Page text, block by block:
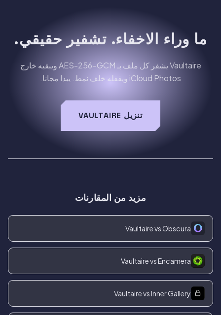
ما وراء الاخفاء. تشفير حقيقي.
Vaultaire يشفر كل ملف بـ AES-256-GCM ويبقيه خارج
iCloud Photos ويقفله خلف نمط. يبدا مجانا.
تنزيل VAULTAIRE
مزيد من المقارنات
Vaultaire vs Obscura
Vaultaire vs Encamera
Vaultaire vs Inner Gallery